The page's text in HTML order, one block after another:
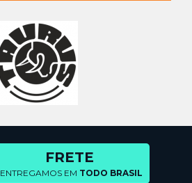
FRETE
ENTREGAMOS EM TODO BRASIL